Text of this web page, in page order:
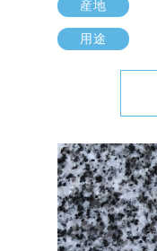
産地
用途